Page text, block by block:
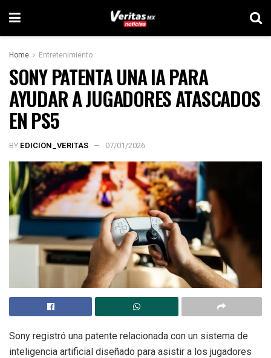
Home Entretenimiento
SONY PATENTA UNA IA PARA
AYUDAR A JUGADORES ATASCADOS
EN PS5
BY EDICION_VERITAS 07/01/2026
Sony registró una patente relacionada con un sistema de
inteligencia artificial diseñado para asistir a los jugadores